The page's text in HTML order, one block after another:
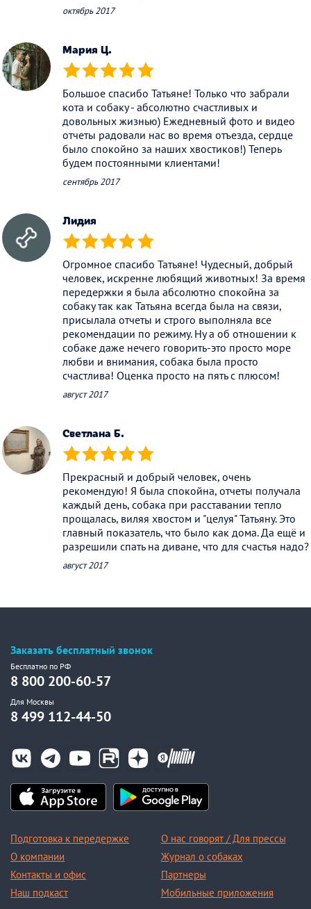
октябрь 2017
Мария Ц.
(*) (*) (*) (*) (*)
Большое спасибо Татьяне! Только что забрали
кота и собаку - абсолютно счастливых и
довольных жизнью) Ежедневный фото и видео
отчеты радовали нас во время отъезда, сердце
было спокойно за наших хвостиков!) Теперь
будем постоянными клиентами!
сентябрь 2017
Лидия
(*) (*) (*) (*) (*)
Огромное спасибо Татьяне! Чудесный, добрый
человек, искренне любящий животных! За время
передержки я была абсолютно спокойна за
собаку так как Татьяна всегда была на связи,
присылала отчеты и строго выполняла все
рекомендации по режиму. Ну а об отношении к
собаке даже нечего говорить-это просто море
любви и внимания, собака была просто
счастлива! Оценка просто на пять с плюсом!
август 2017
Светлана Б.
(*) (*) (*) (*) (*)
Прекрасный и добрый человек, очень
рекомендую! Я была спокойна, отчеты получала
каждый день, собака при расставании тепло
прощалась, виляя хвостом и "целуя" Татьяну. Это
главный показатель, что было как дома. Да ещё и
разрешили спать на диване, что для счастья надо?
август 2017
Заказать бесплатный звонок
Бесплатно по РФ
8 800 200-60-57
Для Москвы
8 499 112-44-50
Подготовка к передержке
О компании
Контакты и офис
Наш подкаст
О нас говорят / Для прессы
Журнал о собаках
Партнеры
Мобильные приложения